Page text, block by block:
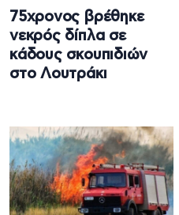
75χρονος βρέθηκε
νεκρός δίπλα σε
κάδους σκουπιδιών
στο Λουτράκι